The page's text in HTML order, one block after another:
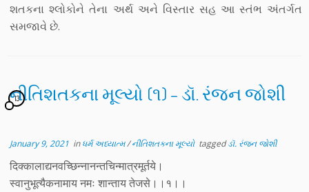
શતકના શ્લોકોને તેના અર્થ અને વિસ્તાર સહ આ સ્તંભ અંતર્ગત
સમજાવે છે.
નીતિશતકના મૂલ્યો (૧) – ડૉ. રંજન જોશી
13
January 9, 2021 inધર્મ અધ્યાત્મ/નીતિશતકના મૂલ્યો taggedડૉ. રંજન જોશી
दिक्कालाद्यनवच्छिन्नानन्तचिन्मात्रमूर्तये।
स्वानुभूत्यैकनामाय नमः शान्ताय तेजसे।।१।।